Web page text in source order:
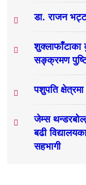
डा. राजन
शुक्लाफाँटाका
सङ्क्रमण
पशुपति
जेम्स
बढी
सहभागी